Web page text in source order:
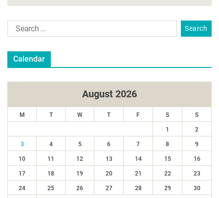
Calendar
August 2026
M T W T F S S
1 2
3 4 5 6 7 8 9
10 11 12 13 14 15 16
17 18 19 20 21 22 23
24 25 26 27 28 29 30